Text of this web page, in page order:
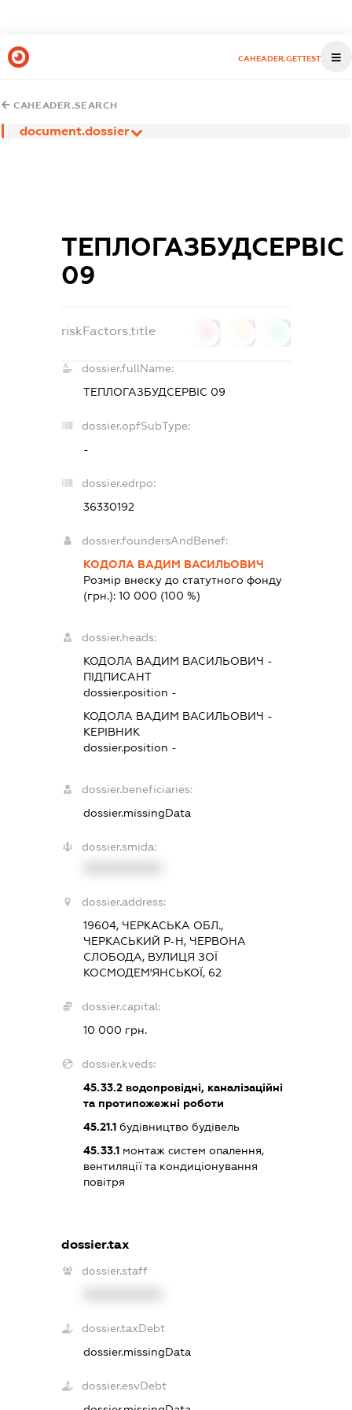
CAHEADER.GETTEST
CAHEADER.SEARCH
document.dossier
ТЕПЛОГАЗБУДСЕРВІС
09
riskFactors.title
dossier.fullName:
ТЕПЛОГАЗБУДСЕРВІС 09
dossier.opfSubType:
-
dossier.edrpo:
36330192
dossier.foundersAndBenef:
КОДОЛА ВАДИМ ВАСИЛЬОВИЧ
Розмір внеску до статутного фонду
(грн.):10 000 (100 %)
dossier.heads:
КОДОЛА ВАДИМ ВАСИЛЬОВИЧ -
ПІДПИСАНТ
dossier.position -
КОДОЛА ВАДИМ ВАСИЛЬОВИЧ -
КЕРІВНИК
dossier.position -
dossier.beneficiaries:
dossier.missingData
dossier.smida:
dossier.address:
19604, ЧЕРКАСЬКА ОБЛ.,
ЧЕРКАСЬКИЙ Р-Н, ЧЕРВОНА
СЛОБОДА, ВУЛИЦЯ ЗОЇ
КОСМОДЕМ'ЯНСЬКОЇ, 62
dossier.capital:
10 000 грн.
dossier.kveds:
45.33.2 водопровідні, каналізаційні
та протипожежні роботи
45.21.1 будівництво будівель
45.33.1 монтаж систем опалення,
вентиляції та кондиціонування
повітря
dossier.tax
dossier.staff
dossier.taxDebt
dossier.missingData
dossier.esvDebt